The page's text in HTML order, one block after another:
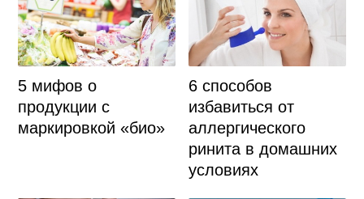
5 мифов о
продукции с
маркировкой «био»
6 способов
избавиться от
аллергического
ринита в домашних
условиях